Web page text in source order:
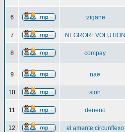
6 tzigane
7 NEGROREVOLUTION
8 compay
9 nae
10 sioh
11 deneno
12 el amante circunflexo